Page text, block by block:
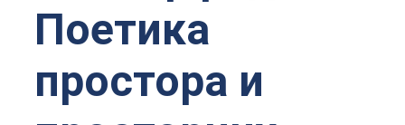
Поетика
простора и